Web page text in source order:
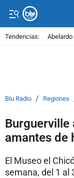
Tendencias:
Blu Radio / Regiones
Burguerville
amantes de
El Museo el
semana, del 1 al